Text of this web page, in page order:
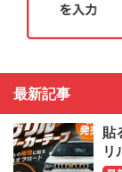
最新記事
貼
リ